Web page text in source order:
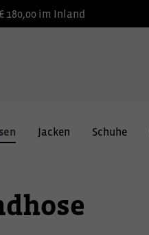
180,00 im Inland
Jacken Schuhe